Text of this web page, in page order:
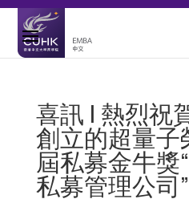
喜訊 | 熱烈祝
創立的超量子
屆私募金牛獎
私募管理公司